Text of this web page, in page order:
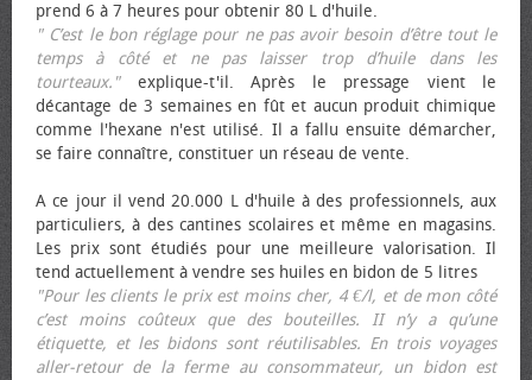
prend 6 à 7 heures pour obtenir 80 L d'huile.
" C’est le bon réglage pour ne pas avoir besoin d’être tout le
temps à côté et ne pas laisser trop d’huile dans les
tourteaux."explique-t'il. Après le pressage vient le
décantage de 3 semaines en fût et aucun produit chimique
comme l'hexane n'est utilisé. Il a fallu ensuite démarcher,
se faire connaître, constituer un réseau de vente.
A ce jour il vend 20.000 L d'huile à des professionnels, aux
particuliers, à des cantines scolaires et même en magasins.
Les prix sont étudiés pour une meilleure valorisation. Il
tend actuellement à vendre ses huiles en bidon de 5 litres
"Pour les clients le prix est moins cher, 4 €/l, et de mon côté
c’est moins coûteux que des bouteilles. II n’y a qu’une
étiquette, et les bidons sont réutilisables. En trois voyages
aller-retour de la ferme au consommateur, un bidon est